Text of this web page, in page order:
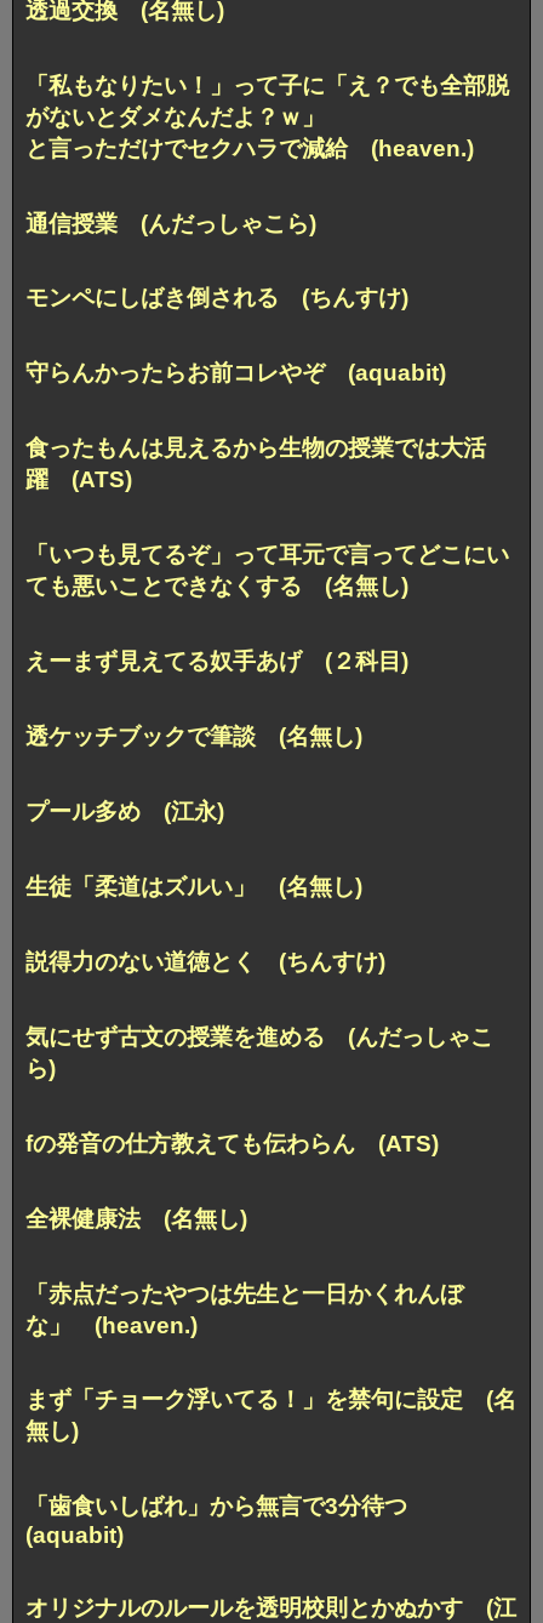
透過交換 (名無し)
「私もなりたい！」って子に「え？でも全部脱
がないとダメなんだよ？ｗ」
と言っただけでセクハラで減給 (heaven.)
通信授業 (んだっしゃこら)
モンペにしばき倒される (ちんすけ)
守らんかったらお前コレやぞ (aquabit)
食ったもんは見えるから生物の授業では大活
躍 (ATS)
「いつも見てるぞ」って耳元で言ってどこにい
ても悪いことできなくする (名無し)
えーまず見えてる奴手あげ (２科目)
透ケッチブックで筆談 (名無し)
プール多め (江永)
生徒「柔道はズルい」 (名無し)
説得力のない道徳とく (ちんすけ)
気にせず古文の授業を進める (んだっしゃこ
ら)
fの発音の仕方教えても伝わらん (ATS)
全裸健康法 (名無し)
「赤点だったやつは先生と一日かくれんぼ
な」 (heaven.)
まず「チョーク浮いてる！」を禁句に設定 (名
無し)
「歯食いしばれ」から無言で3分待つ
(aquabit)
オリジナルのルールを透明校則とかぬかす (江